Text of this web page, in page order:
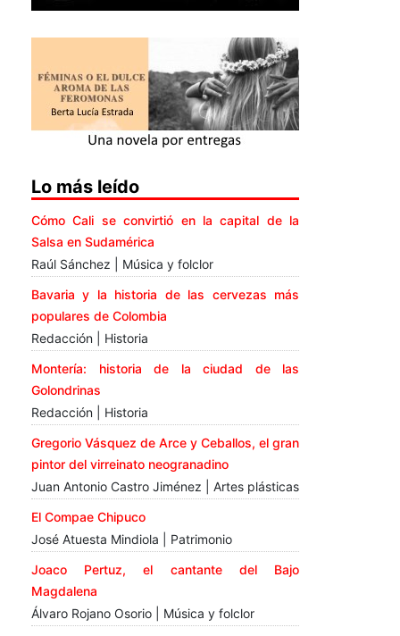
Lo más leído
Cómo Cali se convirtió en la capital de la
Salsa en Sudamérica
Raúl Sánchez | Música y folclor
Bavaria y la historia de las cervezas más
populares de Colombia
Redacción | Historia
Montería: historia de la ciudad de las
Golondrinas
Redacción | Historia
Gregorio Vásquez de Arce y Ceballos, el gran
pintor del virreinato neogranadino
Juan Antonio Castro Jiménez | Artes plásticas
El Compae Chipuco
José Atuesta Mindiola | Patrimonio
Joaco Pertuz, el cantante del Bajo
Magdalena
Álvaro Rojano Osorio | Música y folclor